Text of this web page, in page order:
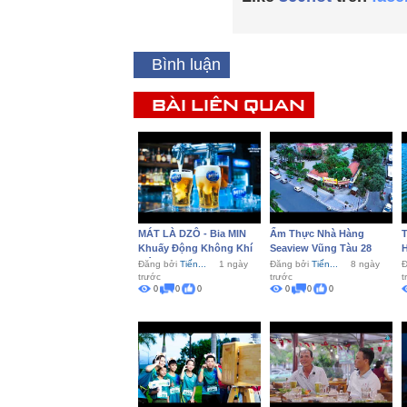
Bình luận
BÀI LIÊN QUAN
MÁT LÀ DZÔ - Bia MIN
Khuấy Động Không Khí
Tiệc...
Đăng bởi Tiến...
1 ngày
trước
0 0 0
Ẩm Thực Nhà Hàng
Seaview Vũng Tàu 28
Đăng bởi Tiến...
8 ngày
trước
0 0 0